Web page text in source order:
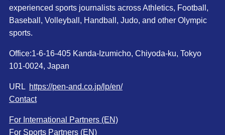
experienced sports journalists across Athletics, Football,
Baseball, Volleyball, Handball, Judo, and other Olympic
sports.
Office:1-6-16-405 Kanda-Izumicho, Chiyoda-ku, Tokyo
101-0024, Japan
URL https://pen-and.co.jp/lp/en/
Contact
For International Partners (EN)
For Sports Partners (EN)